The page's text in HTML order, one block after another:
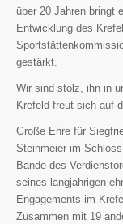
über 20 Jahren bringt
Entwicklung des
gestärkt.
Wir sind stolz, ihn in
Krefeld freut sich auf
Große Ehre für
Steinmeier im
Bande des
seines langjährigen
Engagements im
Zusammen mit 19